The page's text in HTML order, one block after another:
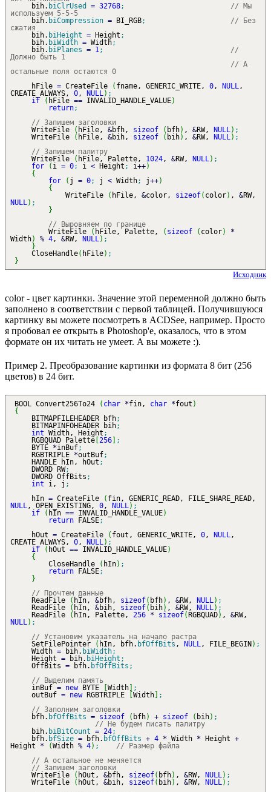
bih. biClrUsed = 32768;
// Мы
используем 5-5-5
bih. biCompression = BI_RGB;
// Без
сжатия
bih. biHeight = Height ;
bih. biWidth = Width;
bih. biPlanes = 1;
//
Должно быть 1
// А
остальные поля остаются 0
hFile = CreateFile ( fname, GENERIC_WRITE, 0, NULL,
CREATE_ALWAYS, 0, NULL) ;
if
( hFile == INVALID_HANDLE_VALUE)
return;
// Запишем заголовки
WriteFile
( hFile, &bfh, sizeof ( bfh) , &RW, NULL) ;
WriteFile
( hFile, &bih, sizeof ( bih) , &RW, NULL) ;
// Запишем палитру
WriteFile
( hFile, Palette, 1024, &RW, NULL) ;
for
( i = 0; i < Height ; i++)
{
for
( j = 0; j < Width; j++)
{
WriteFile
( hFile, &color, sizeof( color) , &RW,
NULL) ;
}
// Выровняем по границе
WriteFile
( hFile, Palette, ( sizeof ( color)
*
Width) % 4, &RW, NULL) ;
}
CloseHandle( hFile) ;
}
Исходник
color - цвет картинки. Значение этой переменной должно быть
заполнено в соответствии с первой таблицей. Получившуюся
картинку вы можете посмотреть в ACDSee, например. Просто
я пробовал ее открыть в Photoshop'е, оказалось, что в этом
формате он их читать не умеет. А вы можете :).
Пример 2. Преобразование картинки из формата 8 бит (256
цветов) в 24 бит.
BOOL Convert256To24 ( char *fin, char *fout )
{
BITMAPFILEHEADER bfh;
BITMAPINFOHEADER bih;
int Width, Height ;
RGBQUAD Palette 256
;
BYTE *inBuf;
RGBTRIPLE *outBuf;
HANDLE hIn, hOut ;
DWORD RW;
DWORD OffBits ;
int i, j ;
hIn = CreateFile ( fin, GENERIC_READ, FILE_SHARE_READ,
NULL, OPEN_EXISTING, 0, NULL) ;
if
( hIn == INVALID_HANDLE_VALUE)
return FALSE;
hOut = CreateFile ( fout, GENERIC_WRITE, 0, NULL,
CREATE_ALWAYS, 0, NULL) ;
if
( hOut == INVALID_HANDLE_VALUE)
{
CloseHandle
( hIn) ;
return FALSE;
}
// Прочтем данные
ReadFile
( hIn, &bfh, sizeof( bfh) , &RW, NULL) ;
ReadFile
( hIn, &bih, sizeof( bih) , &RW, NULL) ;
ReadFile
( hIn, Palette, 256 * sizeof( RGBQUAD) , &RW,
NULL) ;
// Установим указатель на начало растра
SetFilePointer
( hIn, bfh. bfOffBits , NULL, FILE_BEGIN ) ;
Width = bih. biWidth;
Height = bih. biHeight ;
OffBits = bfh. bfOffBits ;
// Выделим память
inBuf = newBYTE Width
;
outBuf = newRGBTRIPLE Width
;
// Заполним заголовки
bfh. bfOffBits = sizeof ( bfh) + sizeof ( bih) ;
// Не будем писать палитру
bih. biBitCount = 24;
bfh. bfSize = bfh. bfOffBits + 4 * Width * Height +
Height * (Width % 4) ;
// Размер файла
// А остальное не меняется
// Запишем заголовки
WriteFile
( hOut, &bfh, sizeof( bfh) , &RW, NULL) ;
WriteFile
( hOut, &bih, sizeof( bih) , &RW, NULL) ;